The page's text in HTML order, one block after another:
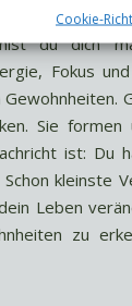
Cookie-
du dich
Fokus
Sie
ist: Du
kleinste
Leben
zu